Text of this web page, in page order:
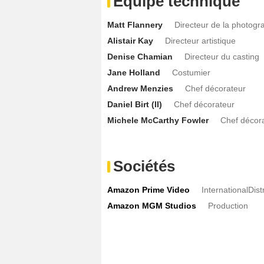
Matt Flannery
Directeur de la
Alistair Kay
Directeur artistique
Denise Chamian
Directeur du casting
Jane Holland
Costumier
Andrew Menzies
Chef décorateur
Daniel Birt (II)
Chef décorateur
Michele McCarthy Fowler
Chef
Sociétés
Amazon Prime Video
Amazon MGM Studios
Production